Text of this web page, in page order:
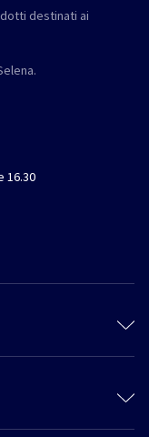
destinati ai
16.30